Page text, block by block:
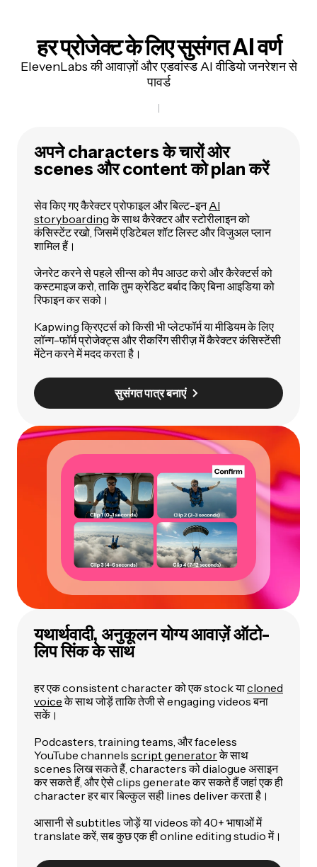
हर प्रोजेक्ट के लिए सुसंगत AI वर्ण
ElevenLabs की आवाज़ों और एडवांस्ड AI वीडियो जनरेशन से
पावर्ड
अपने characters के चारों ओर
scenes और content को plan करें
सेव किए गए कैरेक्टर प्रोफाइल और बिल्ट-इनAI
storyboardingके साथ कैरेक्टर और स्टोरीलाइन को
कंसिस्टेंट रखो, जिसमें एडिटेबल शॉट लिस्ट और विजुअल प्लान
शामिल हैं।
जेनरेट करने से पहले सीन्स को मैप आउट करो और कैरेक्टर्स को
कस्टमाइज करो, ताकि तुम क्रेडिट बर्बाद किए बिना आइडिया को
रिफाइन कर सको।
Kapwing क्रिएटर्स को किसी भी प्लेटफॉर्म या मीडियम के लिए
लॉन्ग-फॉर्म प्रोजेक्ट्स और रीकरिंग सीरीज़ में कैरेक्टर कंसिस्टेंसी
मेंटेन करने में मदद करता है।
सुसंगत पात्र बनाएं
यथार्थवादी, अनुकूलन योग्य आवाज़ें ऑटो-
लिप सिंक के साथ
हर एक consistent character को एक stock याcloned
voiceके साथ जोड़ें ताकि तेजी से engaging videos बना
सकें।
Podcasters, training teams, और faceless
YouTube channels script generatorके साथ
scenes लिख सकते हैं, characters को dialogue असाइन
कर सकते हैं, और ऐसे clips generate कर सकते हैं जहां एक ही
character हर बार बिल्कुल सही lines deliver करता है।
आसानी से subtitles जोड़ें या videos को 40+ भाषाओं में
translate करें, सब कुछ एक ही online editing studio में।